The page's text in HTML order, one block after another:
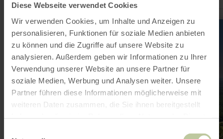
Diese Webseite verwendet Cookies
Wir verwenden Cookies, um Inhalte und Anzeigen zu
personalisieren, Funktionen für soziale Medien anbieten
zu können und die Zugriffe auf unsere Website zu
analysieren. Außerdem geben wir Informationen zu Ihrer
Verwendung unserer Website an unsere Partner für
soziale Medien, Werbung und Analysen weiter. Unsere
Partner führen diese Informationen möglicherweise mit
weiteren Daten zusammen, die Sie ihnen bereitgestellt
mehr
erfahren
Wasser
für
Mensch
und
Landschaft
die
Wehebachtalsperre